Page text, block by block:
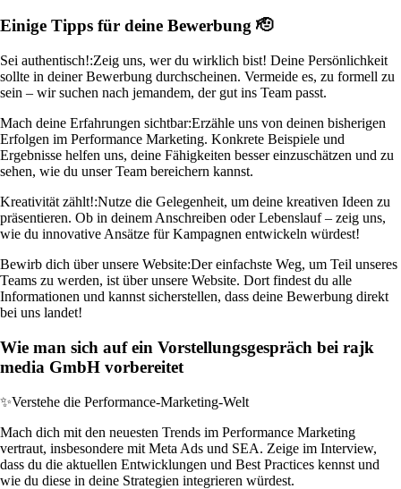
Einige Tipps für deine Bewerbung 🫡
Sei authentisch!:Zeig uns, wer du wirklich bist! Deine Persönlichkeit
sollte in deiner Bewerbung durchscheinen. Vermeide es, zu formell zu
sein – wir suchen nach jemandem, der gut ins Team passt.
Mach deine Erfahrungen sichtbar:Erzähle uns von deinen bisherigen
Erfolgen im Performance Marketing. Konkrete Beispiele und
Ergebnisse helfen uns, deine Fähigkeiten besser einzuschätzen und zu
sehen, wie du unser Team bereichern kannst.
Kreativität zählt!:Nutze die Gelegenheit, um deine kreativen Ideen zu
präsentieren. Ob in deinem Anschreiben oder Lebenslauf – zeig uns,
wie du innovative Ansätze für Kampagnen entwickeln würdest!
Bewirb dich über unsere Website:Der einfachste Weg, um Teil unseres
Teams zu werden, ist über unsere Website. Dort findest du alle
Informationen und kannst sicherstellen, dass deine Bewerbung direkt
bei uns landet!
Wie man sich auf ein Vorstellungsgespräch bei rajk
media GmbH vorbereitet
✨Verstehe die Performance-Marketing-Welt
Mach dich mit den neuesten Trends im Performance Marketing
vertraut, insbesondere mit Meta Ads und SEA. Zeige im Interview,
dass du die aktuellen Entwicklungen und Best Practices kennst und
wie du diese in deine Strategien integrieren würdest.